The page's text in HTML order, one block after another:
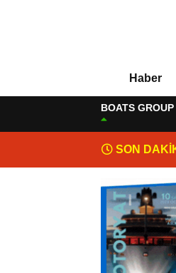
Haber
BOATS GROUP
SON